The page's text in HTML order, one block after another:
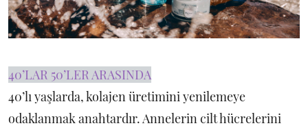
40’LAR 50’LER ARASINDA
40’lı yaşlarda, kolajen üretimini yenilemeye
odaklanmak anahtardır. Annelerin cilt hücrelerini